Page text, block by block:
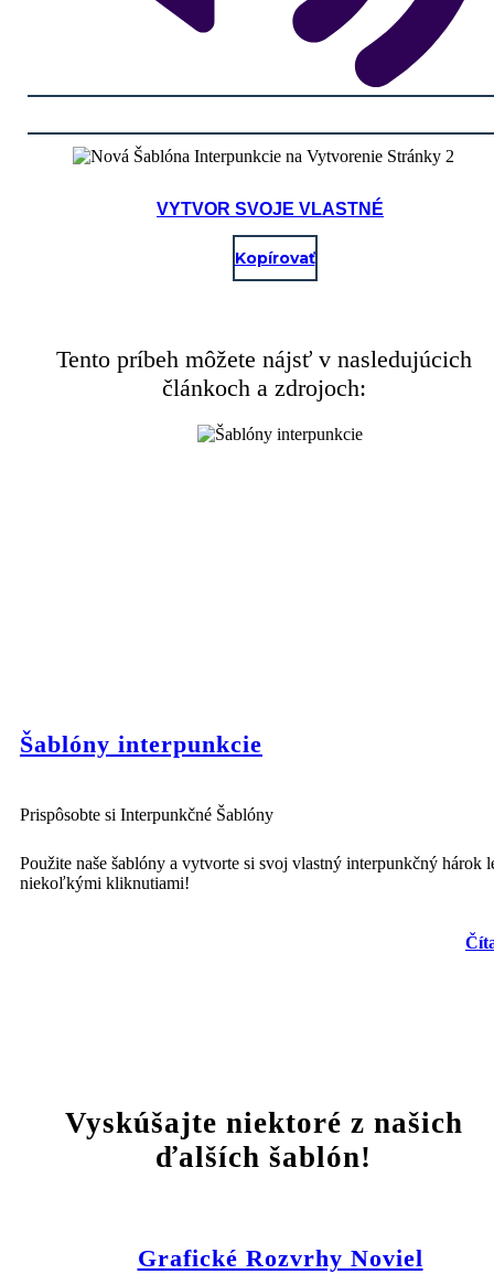
VYTVOR SVOJE VLASTNÉ
Kopírovať
Tento príbeh môžete nájsť v nasledujúcich
článkoch a zdrojoch:
Šablóny interpunkcie
Prispôsobte si Interpunkčné Šablóny
Použite naše šablóny a vytvorte si svoj vlastný interpunkčný hárok
niekoľkými kliknutiami!
Vyskúšajte niektoré z našich
ďalších šablón!
Grafické Rozvrhy Noviel